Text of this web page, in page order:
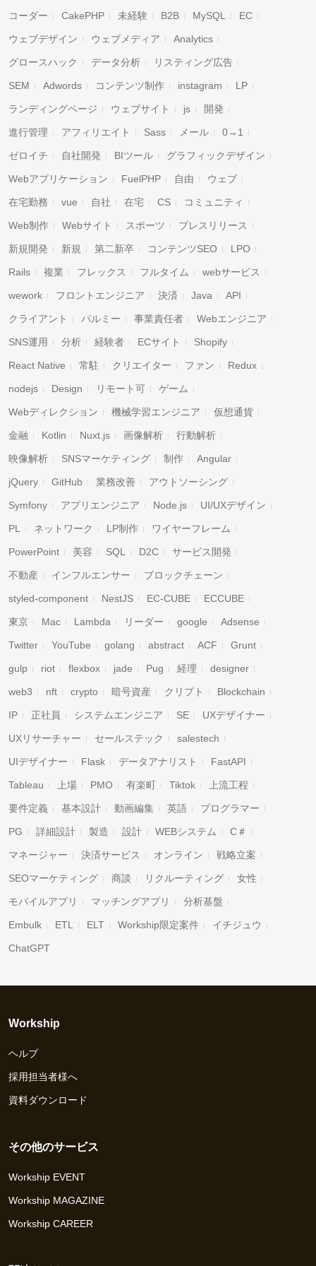
コーダー CakePHP 未経験 B2B MySQL EC
ウェブデザイン ウェブメディア Analytics
グロースハック データ分析 リスティング広告
SEM Adwords コンテンツ制作 instagram LP
ランディングページ ウェブサイト js 開発
進行管理 アフィリエイト Sass メール 0→1
ゼロイチ 自社開発 BIツール グラフィックデザイン
Webアプリケーション FuelPHP 自由 ウェブ
在宅勤務 vue 自社 在宅 CS コミュニティ
Web制作 Webサイト スポーツ プレスリリース
新規開発 新規 第二新卒 コンテンツSEO LPO
Rails 複業 フレックス フルタイム webサービス
wework フロントエンジニア 決済 Java API
クライアント パルミー 事業責任者 Webエンジニア
SNS運用 分析 経験者 ECサイト Shopify
React Native 常駐 クリエイター ファン Redux
nodejs Design リモート可 ゲーム
Webディレクション 機械学習エンジニア 仮想通貨
金融 Kotlin Nuxt.js 画像解析 行動解析
映像解析 SNSマーケティング 制作 Angular
jQuery GitHub 業務改善 アウトソーシング
Symfony アプリエンジニア Node.js UI/UXデザイン
PL ネットワーク LP制作 ワイヤーフレーム
PowerPoint 美容 SQL D2C サービス開発
不動産 インフルエンサー ブロックチェーン
styled-component NestJS EC-CUBE ECCUBE
東京 Mac Lambda リーダー google Adsense
Twitter YouTube golang abstract ACF Grunt
gulp riot flexbox jade Pug 経理 designer
web3 nft crypto 暗号資産 クリプト Blockchain
IP 正社員 システムエンジニア SE UXデザイナー
UXリサーチャー セールステック salestech
UIデザイナー Flask データアナリスト FastAPI
Tableau 上場 PMO 有楽町 Tiktok 上流工程
要件定義 基本設計 動画編集 英語 プログラマー
PG 詳細設計 製造 設計 WEBシステム C＃
マネージャー 決済サービス オンライン 戦略立案
SEOマーケティング 商談 リクルーティング 女性
モバイルアプリ マッチングアプリ 分析基盤
Embulk ETL ELT Workship限定案件 イチジュウ
ChatGPT
Workship
ヘルプ
採用担当者様へ
資料ダウンロード
その他のサービス
Workship EVENT
Workship MAGAZINE
Workship CAREER